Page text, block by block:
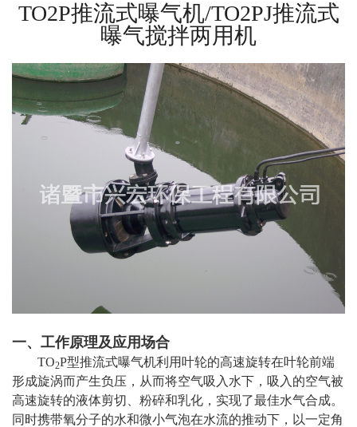
TO2P推流式曝气机/TO2PJ推流式
曝气搅拌两用机
一、工作原理及应用场合
TO2P型推流式曝气机利用叶轮的高速旋转在叶轮前端
形成旋涡而产生负压，从而将空气吸入水下，吸入的空气被
高速旋转的液体剪切、粉碎和乳化，实现了最佳水气合成。
同时携带氧分子的水和微小气泡在水流的推动下，以一定角